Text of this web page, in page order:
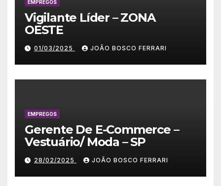
EMPREGOS
Vigilante Líder – ZONA
OESTE
01/03/2025 JOÃO BOSCO FERRARI
EMPREGOS
Gerente De E-Commerce –
Vestuário/ Moda – SP
28/02/2025 JOÃO BOSCO FERRARI